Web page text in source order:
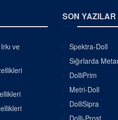
ve
SON YAZILAR
Spektra-Doll
Sığırlarda
DolliPrim
Metri-Doll
DolliSipra
Dolli-Prost